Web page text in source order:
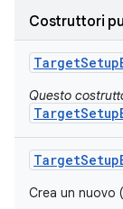
Costruttori
TargetSetup
Questo
TargetSetup
Crea un nuovo